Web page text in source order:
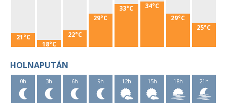
21°C
18°C
22°C
29°C
33°C 34°C
29°C
25°C
HOLNAPUTÁN
0h 3h 6h 9h 12h 15h 18h 21h